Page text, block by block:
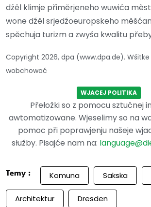
dźěl klimje přiměrjeneho wuwića
wone dźěl srjedźoeuropskeho
spěchuja turizm a zwyša kwalitu
Copyright 2026, dpa (www.dpa.de).
wobchować
WJACEJ POLITIKA
Přełožki so z pomocu sztučnej
awtomatizowane. Wjeselimy so na
pomoc při poprawjenju našeje
słužby. Pisajće nam na:
Temy : Komuna Sakska
Architektur Dresden